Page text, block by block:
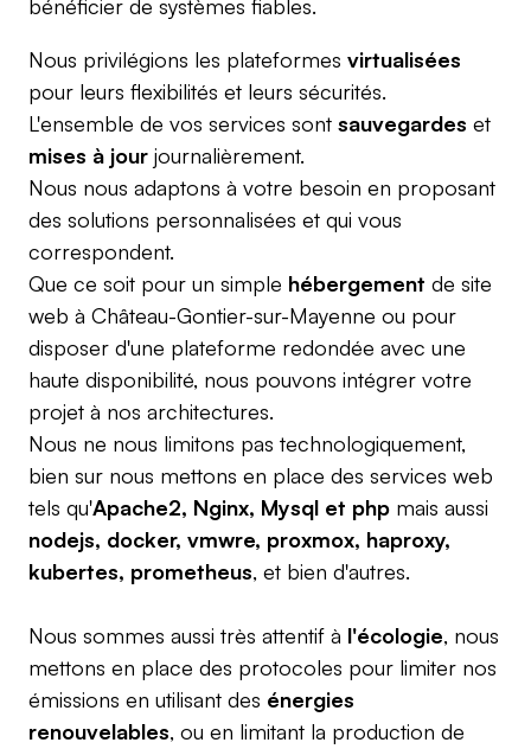
bénéficier de systèmes fiables.
Nous privilégions les plateformes virtualisées
pour leurs flexibilités et leurs sécurités.
L'ensemble de vos services sont sauvegardes et
mises à jour journalièrement.
Nous nous adaptons à votre besoin en proposant
des solutions personnalisées et qui vous
correspondent.
Que ce soit pour un simple hébergement de site
web à Château-Gontier-sur-Mayenne ou pour
disposer d'une plateforme redondée avec une
haute disponibilité, nous pouvons intégrer votre
projet à nos architectures.
Nous ne nous limitons pas technologiquement,
bien sur nous mettons en place des services web
tels qu'Apache2, Nginx, Mysql et php mais aussi
nodejs, docker, vmwre, proxmox, haproxy,
kubertes, prometheus, et bien d'autres.
Nous sommes aussi très attentif à l'écologie, nous
mettons en place des protocoles pour limiter nos
émissions en utilisant des énergies
renouvelables, ou en limitant la production de